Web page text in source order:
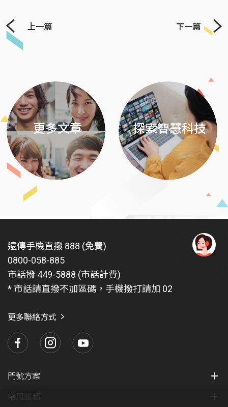
上一篇 下一篇
更多文章 探索智慧科技
遠傳手機直撥 888 (免費)
0800-058-885
市話撥 449-5888 (市話計費)
* 市話請直撥不加區碼，手機撥打請加 02
更多聯絡方式
門號方案